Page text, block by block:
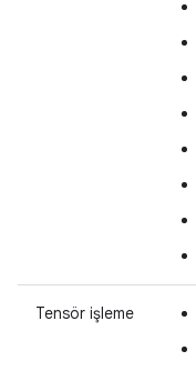
Tensör işleme